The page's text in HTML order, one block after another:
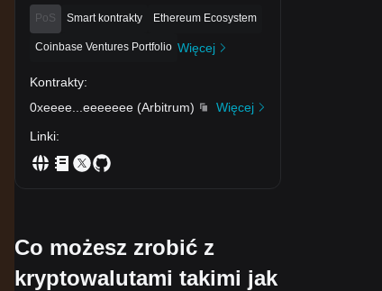
PoS Smart kontrakty Ethereum Ecosystem
Coinbase Ventures Portfolio Więcej
Kontrakty:
0xeeee
eeeeeee (Arbitrum)
Więcej
Linki:
Co możesz zrobić z
kryptowalutami takimi jak